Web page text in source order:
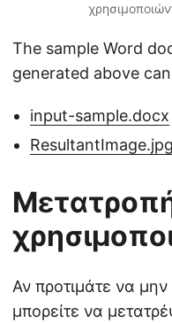
The sample Word
generated above
input-sample.docx
ResultantImage.jpg
Αν προτιμάτε να
μπορείτε να